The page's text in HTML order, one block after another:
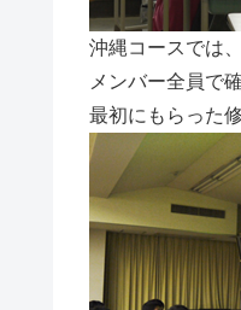
沖縄コースでは
メンバー全員で
最初にもらった